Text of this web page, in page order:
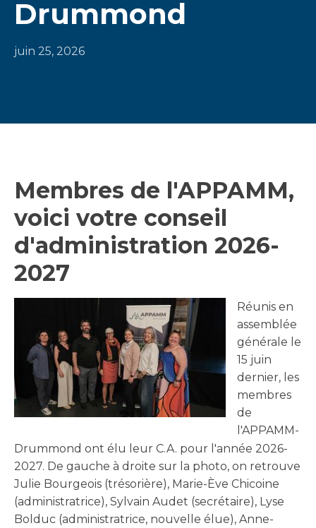
Drummond
juin 25, 2026
Membres de l'APPAMM,
voici votre conseil
d'administration 2026-
2027
Réunis en
assemblée
générale le
15 juin
dernier, les
membres
de
l'APPAMM-
Drummond ont élu leur C.A. pour l'année 2026-
2027. De gauche à droite sur la photo, on retrouve
Julie Bourgeois (trésorière), Marie-Ève Chicoine
(administratrice), Sylvain Audet (secrétaire), Lyse
Bolduc (administratrice, nouvelle élue), Anne-
*